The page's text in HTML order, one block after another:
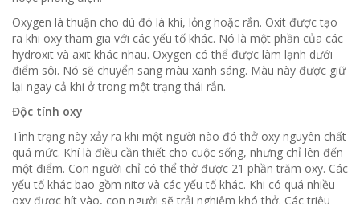
Oxygen là thuận cho dù đó là khí, lỏng hoặc rắn. Oxit được tạo
ra khi oxy tham gia với các yếu tố khác. Nó là một phần của các
hydroxit và axit khác nhau. Oxygen có thể được làm lạnh dưới
điểm sôi. Nó sẽ chuyển sang màu xanh sáng. Màu này được giữ
lại ngay cả khi ở trong một trạng thái rắn.
Độc tính oxy
Tình trạng này xảy ra khi một người nào đó thở oxy nguyên chất
quá mức. Khí là điều cần thiết cho cuộc sống, nhưng chỉ lên đến
một điểm. Con người chỉ có thể thở được 21 phần trăm oxy. Các
yếu tố khác bao gồm nitơ và các yếu tố khác. Khi có quá nhiều
oxy được hít vào, con người sẽ trải nghiệm khó thở. Các triệu